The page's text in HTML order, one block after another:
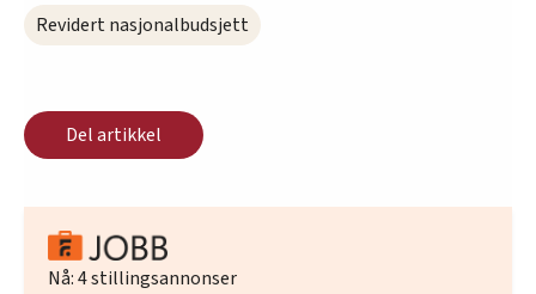
Revidert nasjonalbudsjett
Del artikkel
Nå:4stillingsannonser